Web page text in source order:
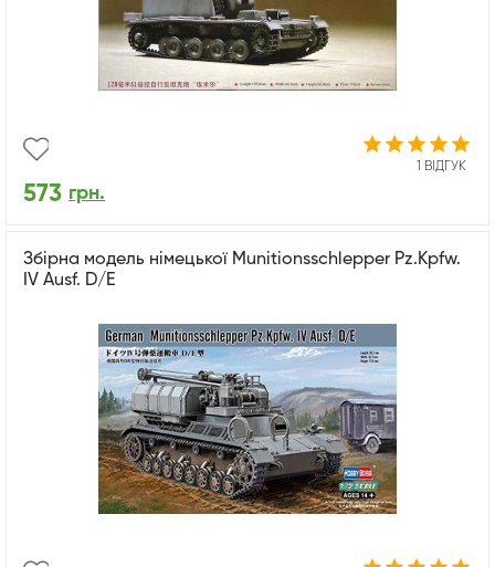
1 ВІДГУК
573 грн.
Збірна модель німецької Munitionsschlepper Pz.Kpfw.
IV Ausf. D/E